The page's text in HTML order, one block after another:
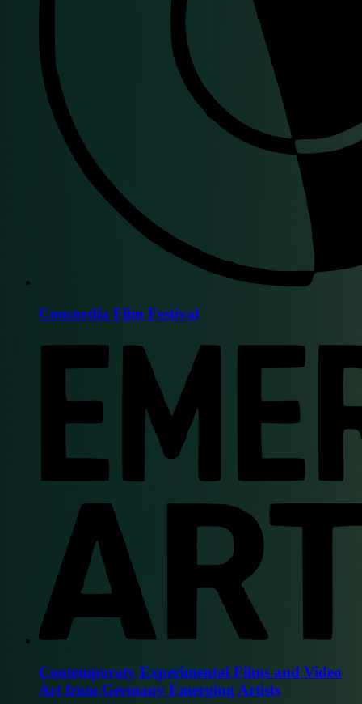
Concordia Film Festival
Contemporaty Experimental Films and Video
Art from Germany Emerging Artists